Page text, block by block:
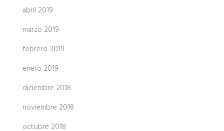
abril 2019
marzo 2019
febrero 2019
enero 2019
diciembre 2018
noviembre 2018
octubre 2018